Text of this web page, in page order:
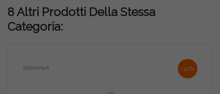
8 Altri Prodotti Della Stessa
Categoria:
-10%
Silikomart